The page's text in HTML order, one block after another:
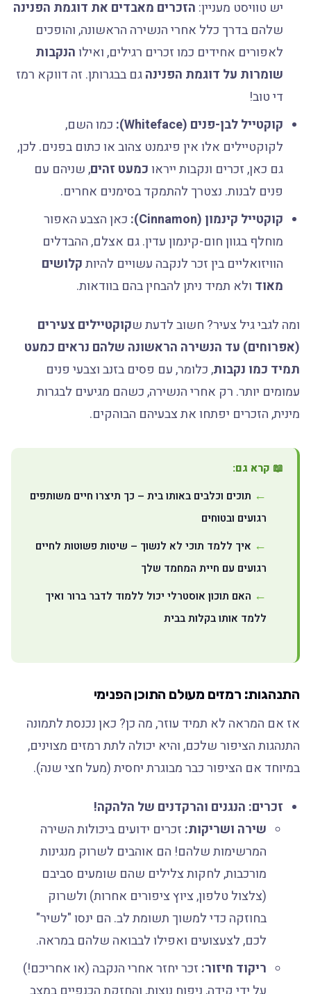
יש טוויסט מעניין:הזכרים מאבדים את דוגמת הפנינה
שלהם בדרך כלל אחרי הנשירה הראשונה, והופכים
לאפורים אחידים כמו זכרים רגילים, ואילוהנקבות
שומרות על דוגמת הפנינהגם בבגרותן. זה דווקא רמז
די טוב!
קוקטייל לבן-פנים (Whiteface):
כמו השם,
לקוקטיילים אלו אין פיגמנט צהוב או כתום בפנים. לכן,
גם כאן, זכרים ונקבות ייראוכמעט זהים, שניהם עם
פנים לבנות. נצטרך להתמקד בסימנים אחרים.
קוקטייל קינמון (Cinnamon):
כאן הצבע האפור
מוחלף בגוון חום-קינמון עדין. גם אצלם, ההבדלים
הוויזואליים בין זכר לנקבה עשויים להיותקלושים
מאודולא תמיד ניתן להבחין בהם בוודאות.
ומה לגבי גיל צעיר? חשוב לדעת שקוקטיילים צעירים
(אפרוחים) עד הנשירה הראשונה שלהם נראים כמעט
תמיד כמו נקבות, כלומר, עם פסים בזנב וצבעי פנים
עמומים יותר. רק אחרי הנשירה, כשהם מגיעים לבגרות
מינית, הזכרים יפתחו את צבעיהם הבוהקים.
📖 קרא גם:
תוכים וכלבים באותו בית – כך תיצרו חיים משותפים
רגועים ובטוחים
איך ללמד תוכי לא לנשוך – שיטות פשוטות לחיים
רגועים עם חיית המחמד שלך
האם תוכון אוסטרלי יכול ללמוד לדבר ברור ואיך
ללמד אותו בקלות בבית
התנהגות: רמזים מעולם התוכן הפנימי
אז אם המראה לא תמיד עוזר, מה כן? כאן נכנסת לתמונה
התנהגות הציפור שלכם, והיא יכולה לתת רמזים מצוינים,
במיוחד אם הציפור כבר מבוגרת יחסית (מעל חצי שנה).
זכרים: הנגנים והרקדנים של הלהקה!
שירה ושריקות:זכרים ידועים ביכולות השירה
המרשימות שלהם! הם אוהבים לשרוק מנגינות
מורכבות, לחקות צלילים שהם שומעים סביבם
(צלצול טלפון, ציוץ ציפורים אחרות) ולשרוק
בחוזקה כדי למשוך תשומת לב. הם ינסו "לשיר"
לכם, לצעצועים ואפילו לבבואה שלהם במראה.
ריקוד חיזור:זכר יחזר אחרי הנקבה (או אחריכם!)